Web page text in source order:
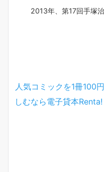
2013年、第17回手塚
人気コミックを1冊100
しむなら電子貸本Renta!